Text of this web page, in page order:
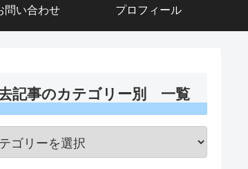
問い合わせ プロフィール
記事のカテゴリー別 一覧